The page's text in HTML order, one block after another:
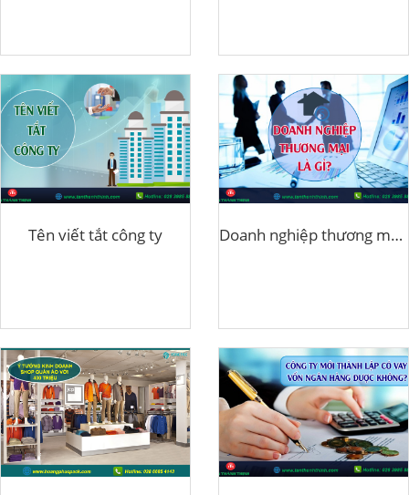
Tên viết tắt công ty Doanh nghiệp thương mại là gì?